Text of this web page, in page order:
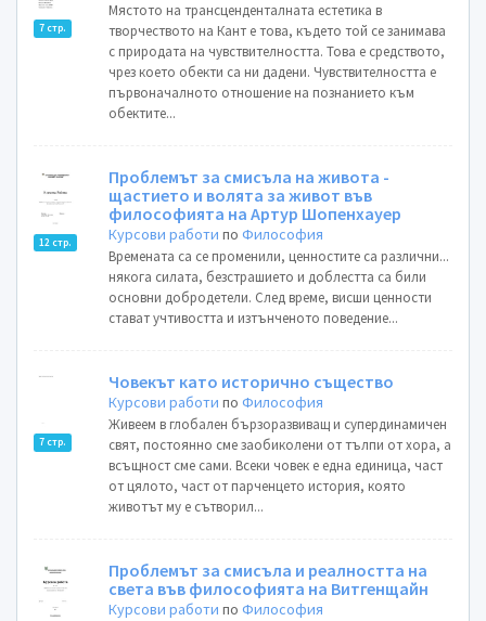
7 стр.
Мястото на трансценденталната естетика в
творчеството на Кант е това, където той се занимава
с природата на чувствителността. Това е средството,
чрез което обекти са ни дадени. Чувствителността е
първоначалното отношение на познанието към
обектите...
12 стр.
Проблемът за смисъла на живота -
щастието и волята за живот във
философията на Артур Шопенхауер
Курсови работи поФилософия
Времената са се променили, ценностите са различни...
някога силата, безстрашието и доблестта са били
основни добродетели. След време, висши ценности
стават учтивостта и изтънченото поведение...
7 стр.
Човекът като исторично същество
Курсови работи поФилософия
Живеем в глобален бързоразвиващ и супердинамичен
свят, постоянно сме заобиколени от тълпи от хора, а
всъщност сме сами. Всеки човек е една единица, част
от цялото, част от парченцето история, която
животът му е сътворил...
Проблемът за смисъла и реалността на
света във философията на Витгенщайн
Курсови работи поФилософия